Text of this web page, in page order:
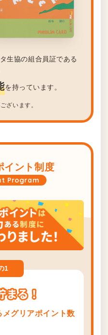
生協の組合員証である
を持っています。
ざいます。
イント制度
Program
1
グリアポイント数